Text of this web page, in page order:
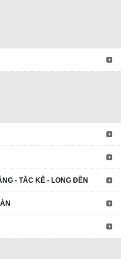
- TẮC KÊ - LONG ĐỀN